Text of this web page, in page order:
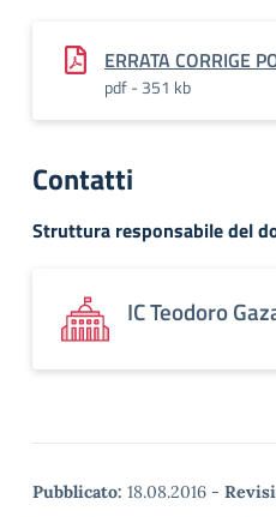
ERRATA CORRIGE
pdf - 351 kb
Contatti
Struttura responsabile del
IC Teodoro
Pubblicato: 18.08.2016 -